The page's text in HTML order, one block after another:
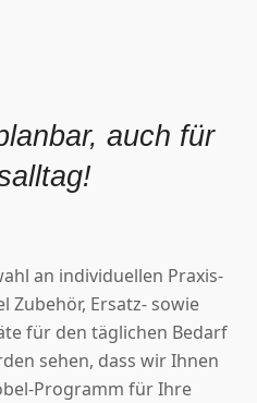
auch für
an individuellen Praxis-
Zubehör, Ersatz- sowie
für den täglichen Bedarf
sehen, dass wir Ihnen
Programm für Ihre